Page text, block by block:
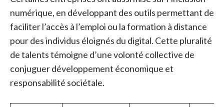
numérique, en développant des outils permettant de
faciliter l’accès à l’emploi ou la formation à distance
pour des individus éloignés du digital. Cette pluralité
de talents témoigne d’une volonté collective de
conjuguer développement économique et
responsabilité sociétale.